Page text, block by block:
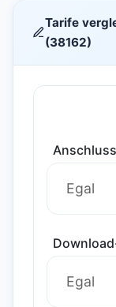
Tarife
(38162)